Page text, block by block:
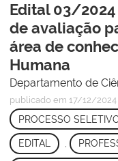
Edital 03/
de avaliação
área de
Humana
Departamento de
publicado em 17/12/2024
PROCESSO
EDITAL ,